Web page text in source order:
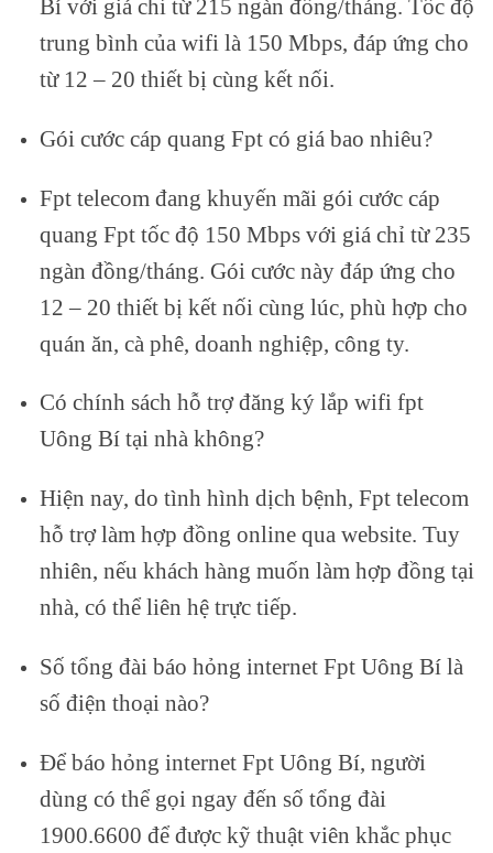
Bí với giá chỉ từ 215 ngàn đồng/tháng. Tốc độ
trung bình của wifi là 150 Mbps, đáp ứng cho
từ 12 – 20 thiết bị cùng kết nối.
Gói cước cáp quang Fpt có giá bao nhiêu?
Fpt telecom đang khuyến mãi gói cước cáp
quang Fpt tốc độ 150 Mbps với giá chỉ từ 235
ngàn đồng/tháng. Gói cước này đáp ứng cho
12 – 20 thiết bị kết nối cùng lúc, phù hợp cho
quán ăn, cà phê, doanh nghiệp, công ty.
Có chính sách hỗ trợ đăng ký lắp wifi fpt
Uông Bí tại nhà không?
Hiện nay, do tình hình dịch bệnh, Fpt telecom
hỗ trợ làm hợp đồng online qua website. Tuy
nhiên, nếu khách hàng muốn làm hợp đồng tại
nhà, có thể liên hệ trực tiếp.
Số tổng đài báo hỏng internet Fpt Uông Bí là
số điện thoại nào?
Để báo hỏng internet Fpt Uông Bí, người
dùng có thể gọi ngay đến số tổng đài
1900.6600 để được kỹ thuật viên khắc phục